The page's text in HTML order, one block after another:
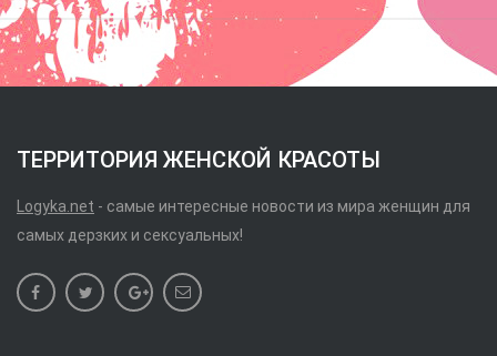
ТЕРРИТОРИЯ ЖЕНСКОЙ КРАСОТЫ
Logyka.net - самые интересные новости из мира женщин для
самых дерзких и сексуальных!